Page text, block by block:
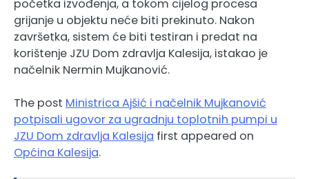
početka izvođenja, a tokom cijelog procesa
grijanje u objektu neće biti prekinuto. Nakon
završetka, sistem će biti testiran i predat na
korištenje JZU Dom zdravlja Kalesija, istakao je
načelnik Nermin Mujkanović.
The post Ministrica Ajšić i načelnik Mujkanović
potpisali ugovor za ugradnju toplotnih pumpi u
JZU Dom zdravlja Kalesija first appeared on
Općina Kalesija.